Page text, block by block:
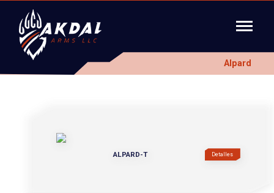
Alpard
ALPARD-T Detalles